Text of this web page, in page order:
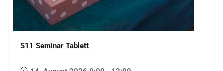
S11 Seminar Tablett